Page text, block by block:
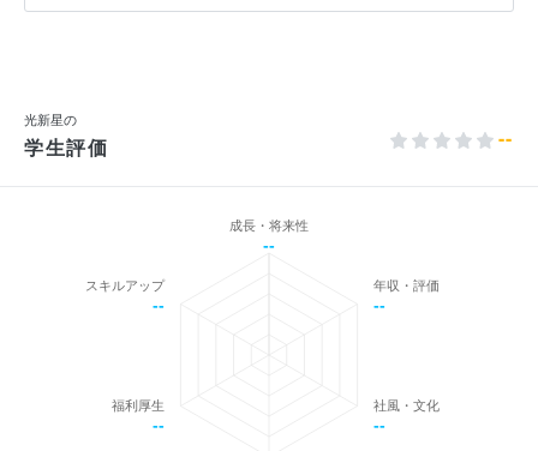
光新星の
学生評価 --
成長・将来性
--
年収・評価
--
社風・文化
--
福利厚生
--
スキルアップ
--